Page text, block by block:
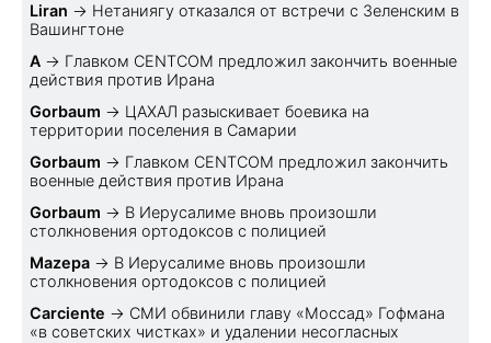
Liran → Нетаниягу отказался от встречи с Зеленским в
Вашингтоне
A → Главком CENTCOM предложил закончить военные
действия против Ирана
Gorbaum → ЦАХАЛ разыскивает боевика на
территории поселения в Самарии
Gorbaum → Главком CENTCOM предложил закончить
военные действия против Ирана
Gorbaum → В Иерусалиме вновь произошли
столкновения ортодоксов с полицией
Mazepa → В Иерусалиме вновь произошли
столкновения ортодоксов с полицией
Carciente → СМИ обвинили главу «Моссад» Гофмана
«в советских чистках» и удалении несогласных